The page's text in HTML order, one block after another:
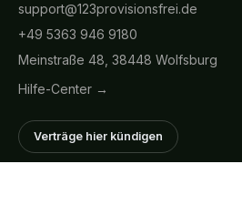
support@123provisionsfrei.de
+49 5363 946 9180
Meinstraße 48, 38448 Wolfsburg
Hilfe-Center →
Verträge hier kündigen